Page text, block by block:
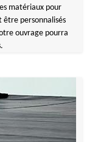
matériaux pour
personnalisés
ouvrage pourra